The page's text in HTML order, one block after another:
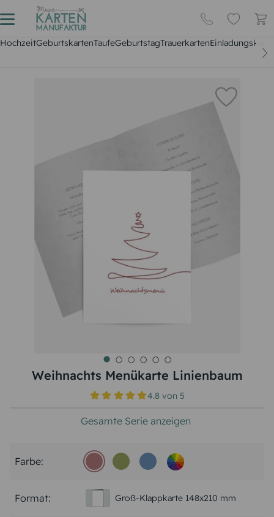
HochzeitGeburtskartenTaufeGeburtstagTrauerkarten
Weihnachts Menükarte Linienbaum
4.8 von5
Gesamte Serie anzeigen
Farbe:
Format: Groß-Klappkarte 148x210 mm